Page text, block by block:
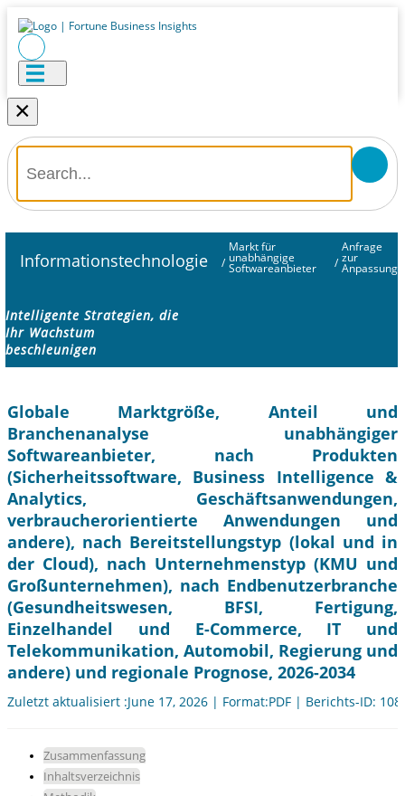
×
Informationstechnologie /
Markt für
unabhängige
Softwareanbieter /
Anfrage
zur
Anpassung
Intelligente Strategien, die
Ihr Wachstum
beschleunigen
Globale Marktgröße, Anteil und
Branchenanalyse unabhängiger
Softwareanbieter, nach Produkten
(Sicherheitssoftware, Business Intelligence &
Analytics, Geschäftsanwendungen,
verbraucherorientierte Anwendungen und
andere), nach Bereitstellungstyp (lokal und in
der Cloud), nach Unternehmenstyp (KMU und
Großunternehmen), nach Endbenutzerbranche
(Gesundheitswesen, BFSI, Fertigung,
Einzelhandel und E-Commerce, IT und
Telekommunikation, Automobil, Regierung und
andere) und regionale Prognose, 2026-2034
Zuletzt aktualisiert :June 17, 2026 | Format:PDF | Berichts-ID:
Zusammenfassung
Inhaltsverzeichnis